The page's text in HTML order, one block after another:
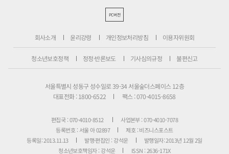
PC버전
회사소개 윤리강령 개인정보처리방침 이용자위원회
청소년보호정책 정정·반론보도 기사심의규정 불편신고
서울특별시 성동구 성수일로 39-34 서울숲더스페이스 12층
대표전화 : 1800-6522
팩스 : 070-4015-8658
편집국 : 070-4010-8512
사업본부 : 070-4010-7078
등록번호 : 서울 아 02897
제호 : 비즈니스포스트
등록일: 2013.11.13
발행·편집인 : 강석운
발행일자: 2013년 12월 2일
청소년보호책임자 : 강석운
ISSN : 2636-171X